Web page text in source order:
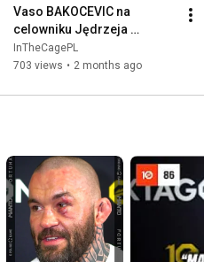
Vaso BAKOCEVIC na
celowniku Jędrzeja
DURSKIEGO po wygranej na
FIGHT MODE 1
InTheCagePL
703 views • 2 months ago